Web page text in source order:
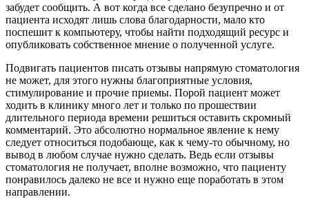
забудет сообщить. А вот когда все сделано безупречно и от
пациента исходят лишь слова благодарности, мало кто
поспешит к компьютеру, чтобы найти подходящий ресурс и
опубликовать собственное мнение о полученной услуге.
Подвигать пациентов писать отзывы напрямую стоматология
не может, для этого нужны благоприятные условия,
стимулирование и прочие приемы. Порой пациент может
ходить в клинику много лет и только по прошествии
длительного периода времени решиться оставить скромный
комментарий. Это абсолютно нормальное явление к нему
следует относиться подобающе, как к чему-то обычному, но
вывод в любом случае нужно сделать. Ведь если отзывы
стоматология не получает, вполне возможно, что пациенту
понравилось далеко не все и нужно еще поработать в этом
направлении.